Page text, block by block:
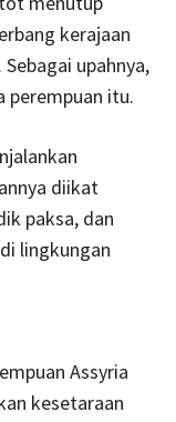
kerajaan
upahnya,
perempuan itu.
diikat
paksa, dan
lingkungan
Assyria
kesetaraan